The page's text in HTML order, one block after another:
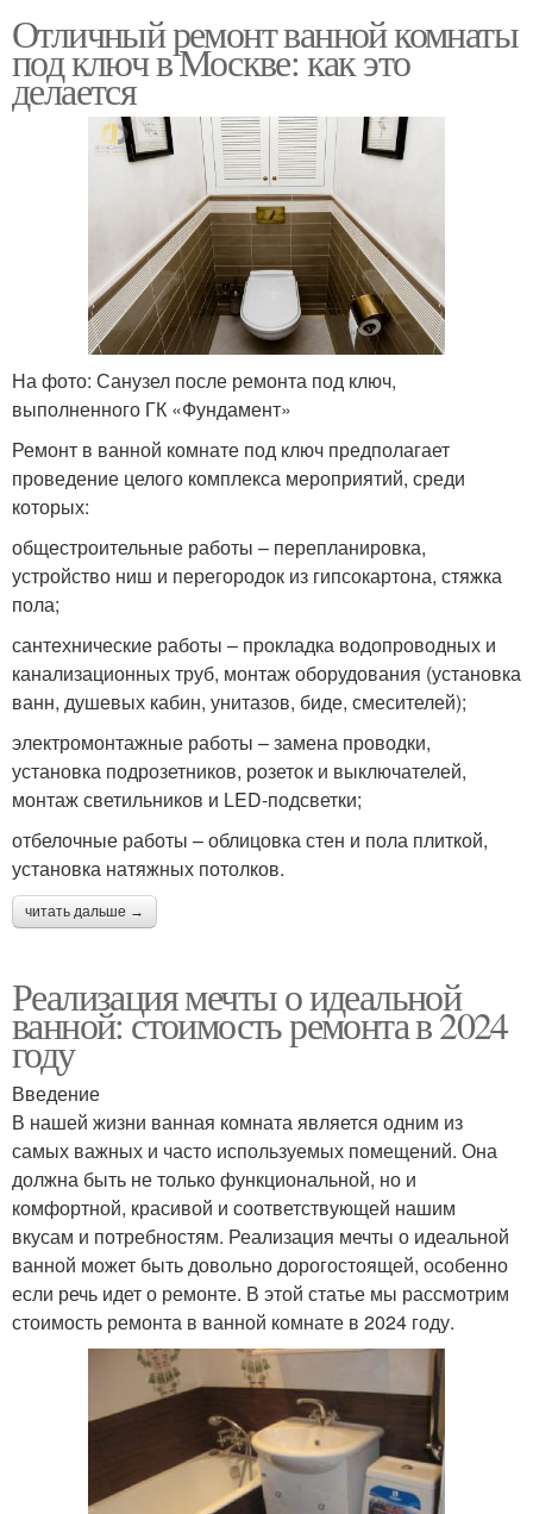
Отличный ремонт ванной комнаты
под ключ в Москве: как это
делается
На фото: Санузел после ремонта под ключ,
выполненного ГК «Фундамент»
Ремонт в ванной комнате под ключ предполагает
проведение целого комплекса мероприятий, среди
которых:
общестроительные работы – перепланировка,
устройство ниш и перегородок из гипсокартона, стяжка
пола;
сантехнические работы – прокладка водопроводных и
канализационных труб, монтаж оборудования (установка
ванн, душевых кабин, унитазов, биде, смесителей);
электромонтажные работы – замена проводки,
установка подрозетников, розеток и выключателей,
монтаж светильников и LED-подсветки;
отбелочные работы – облицовка стен и пола плиткой,
установка натяжных потолков.
читать дальше →
Реализация мечты о идеальной
ванной: стоимость ремонта в 2024
году
Введение
В нашей жизни ванная комната является одним из
самых важных и часто используемых помещений. Она
должна быть не только функциональной, но и
комфортной, красивой и соответствующей нашим
вкусам и потребностям. Реализация мечты о идеальной
ванной может быть довольно дорогостоящей, особенно
если речь идет о ремонте. В этой статье мы рассмотрим
стоимость ремонта в ванной комнате в 2024 году.